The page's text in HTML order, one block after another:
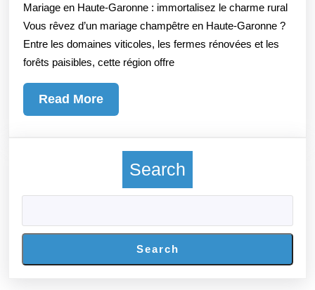
–
Photographe
mariage
Haute-
Garonne
Mariage en Haute-Garonne : immortalisez le charme rural
Vous rêvez d’un mariage champêtre en Haute-Garonne ?
Entre les domaines viticoles, les fermes rénovées et les
forêts paisibles, cette région offre
Read MoreRead
More
Search
Search